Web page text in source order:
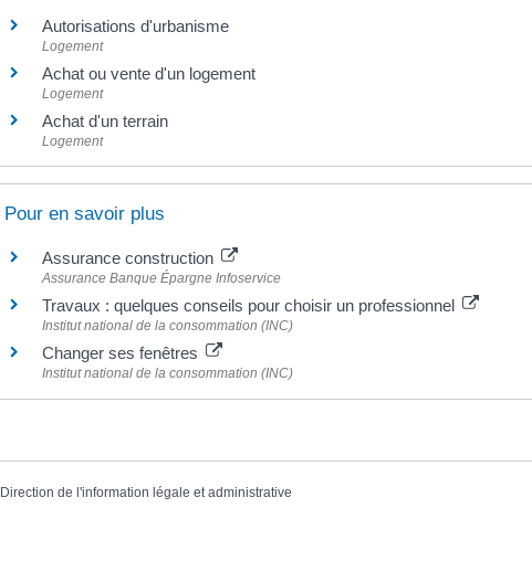
Autorisations d'urbanisme
Logement
Achat ou vente d'un logement
Logement
Achat d'un terrain
Logement
Pour en savoir plus
Assurance construction
Assurance Banque Épargne Infoservice
Travaux : quelques conseils pour choisir un professionnel
Institut national de la consommation (INC)
Changer ses fenêtres
Institut national de la consommation (INC)
Direction de l'information légale et administrative